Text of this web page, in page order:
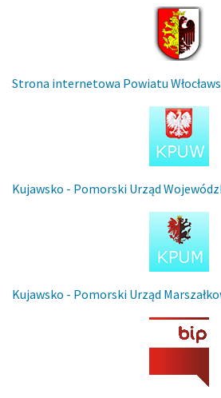
Strona internetowa Powiatu
Kujawsko - Pomorski Urząd
Kujawsko - Pomorski Urząd